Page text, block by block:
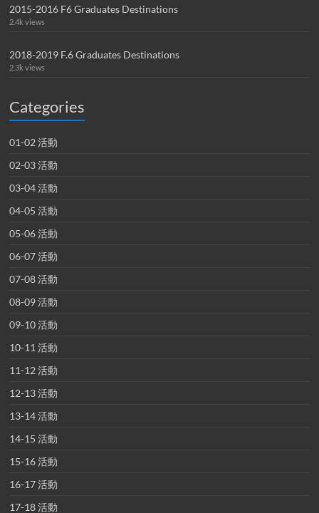
2015-2016 F6 Graduates Destinations
2.4k views
2018-2019 F.6 Graduates Destinations
2.3k views
Categories
01-02 活動
02-03 活動
03-04 活動
04-05 活動
05-06 活動
06-07 活動
07-08 活動
08-09 活動
09-10 活動
10-11 活動
11-12 活動
12-13 活動
13-14 活動
14-15 活動
15-16 活動
16-17 活動
17-18 活動